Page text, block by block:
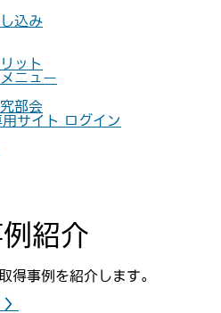
込み
ット
ニュー
部会
サイト ログイン
紹介
得事例を紹介します。
〉